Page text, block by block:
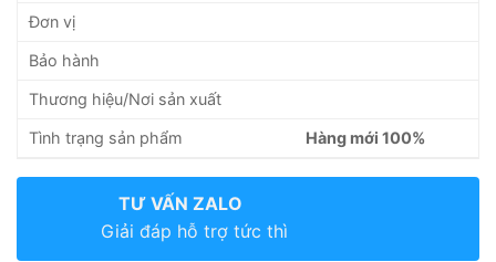
Đơn vị
Bảo hành
Thương hiệu/Nơi sản xuất
Tình trạng sản phẩm Hàng mới 100%
TƯ VẤN ZALO
Giải đáp hỗ trợ tức thì